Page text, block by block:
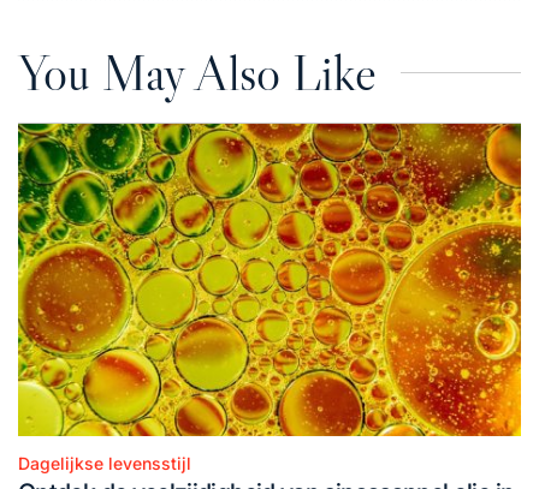
You May Also Like
Posted
Dagelijkse levensstijl